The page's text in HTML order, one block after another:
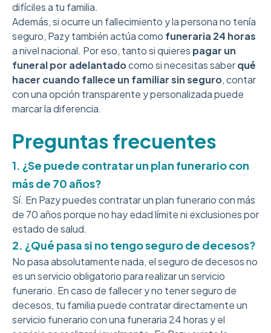
difíciles a tu familia.
Además, si ocurre un fallecimiento y la persona no tenía
seguro, Pazy también actúa como funeraria 24 horas
a nivel nacional. Por eso, tanto si quieres pagar un
funeral por adelantadocomo si necesitas saberqué
hacer cuando fallece un familiar sin seguro, contar
con una opción transparente y personalizada puede
marcar la diferencia.
Preguntas frecuentes
1. ¿Se puede contratar un plan funerario con
más de 70 años?
Sí. En Pazy puedes contratar un plan funerario con más
de 70 años porque no hay edad límite ni exclusiones por
estado de salud.
2. ¿Qué pasa si no tengo seguro de decesos?
No pasa absolutamente nada, el seguro de decesos no
es un servicio obligatorio para realizar un servicio
funerario. En caso de fallecer y no tener seguro de
decesos, tu familia puede contratar directamente un
servicio funerario con una funeraria 24 horas y el